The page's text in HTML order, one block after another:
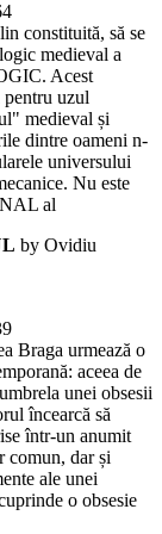
constituită, să se
medieval a
Acest
uzul
medieval și
dintre oameni n-
universului
Nu este
al
by Ovidiu
Braga urmează o
aceea de
unei obsesii
încearcă să
într-un anumit
comun, dar și
ale unei
o obsesie